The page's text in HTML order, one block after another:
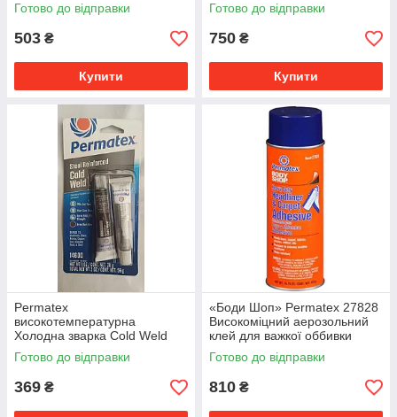
Готово до відправки
503 ₴
Купити
Готово до відправки
750 ₴
Купити
Permatex
високотемпературна
Холодна зварка Cold Weld
епоксидний клей Спробуйте
якість!
Готово до відправки
369 ₴
«Боди Шоп» Permatex 27828
Високоміцний аерозольний
клей для важкої оббивки
салону
Готово до відправки
810 ₴